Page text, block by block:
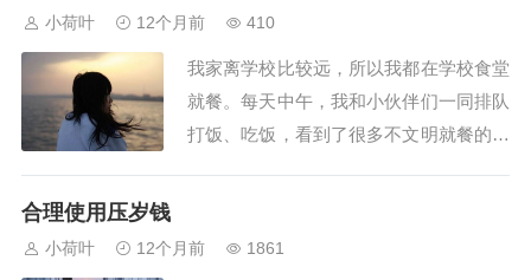
起来。结果，一分钟内我跳了１８５下，
爸爸跳了１...
小荷叶 12个月前 410
我家离学校比较远，所以我都在学校食堂
就餐。每天中午，我和小伙伴们一同排队
打饭、吃饭，看到了很多不文明就餐的现
合理使用压岁钱
小荷叶 12个月前 1861